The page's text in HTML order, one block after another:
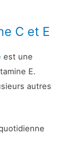
C et E
est une
E.
autres